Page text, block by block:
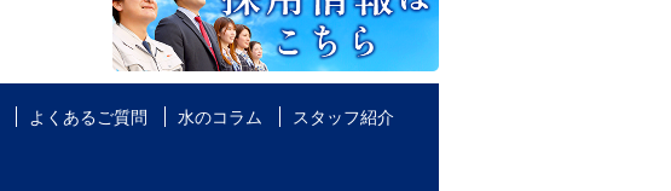
よくあるご質問 水のコラム
スタッフ紹介